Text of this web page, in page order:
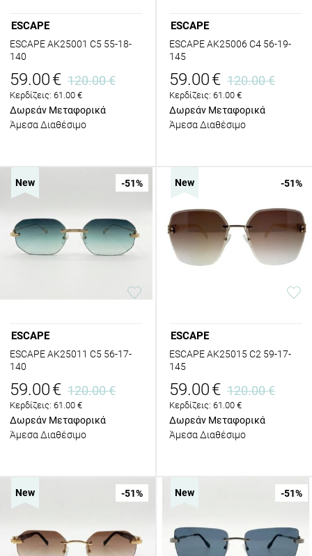
ESCAPE
ESCAPE AK25001 C5 55-18-
140
59.00€ 120.00€
Κερδίζεις: 61.00 €
Δωρεάν Μεταφορικά
Άμεσα Διαθέσιμο
ESCAPE
ESCAPE AK25006 C4 56-19-
145
59.00€ 120.00€
Κερδίζεις: 61.00 €
Δωρεάν Μεταφορικά
Άμεσα Διαθέσιμο
New -51%
ESCAPE
ESCAPE AK25011 C5 56-17-
140
59.00€ 120.00€
Κερδίζεις: 61.00 €
Δωρεάν Μεταφορικά
Άμεσα Διαθέσιμο
New -51%
ESCAPE
ESCAPE AK25015 C2 59-17-
145
59.00€ 120.00€
Κερδίζεις: 61.00 €
Δωρεάν Μεταφορικά
Άμεσα Διαθέσιμο
New -51% New -51%